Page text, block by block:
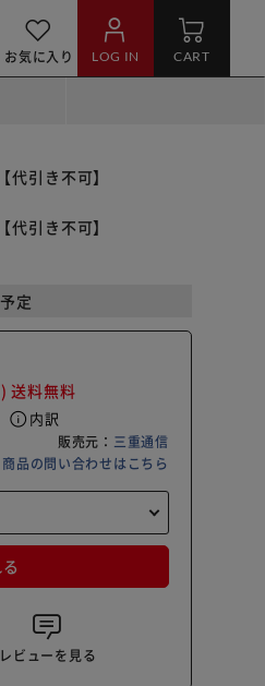
お気に入り LOG IN CART
引き不可】
引き不可】
定
送料無料
info 内訳
販売元： 三重通信
商品の問い合わせはこちら
レビューを見る